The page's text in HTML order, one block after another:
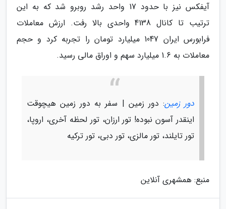
آیفکس نیز با حدود 17 واحد رشد روبرو شد که به این
ترتیب تا کانال 4138 واحدی بالا رفت. ارزش معاملات
فرابورس ایران 1047 میلیارد تومان را تجربه کرد و حجم
معاملات به 1.6 میلیارد سهم و اوراق مالی رسید.
دور زمین: دور زمین | سفر به دور زمین هیچوقت
اینقدر آسون نبوده! تور ارزان، تور لحظه آخری، اروپا،
تور تایلند، تور مالزی، تور دبی، تور ترکیه
منبع: همشهری آنلاین